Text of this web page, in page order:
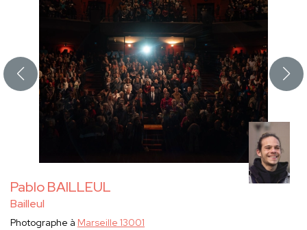
Pablo BAILLEUL
Bailleul
Photographe à Marseille 13001